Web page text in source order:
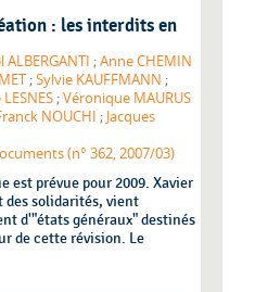
: les interdits en
ALBERGANTI ;Anne CHEMIN
;Sylvie KAUFFMANN ;
;Véronique MAURUS
NOUCHI ; Jacques
(n° 362, 2007/03)
est prévue pour 2009. Xavier
des solidarités, vient
d'"états généraux" destinés
de cette révision. Le